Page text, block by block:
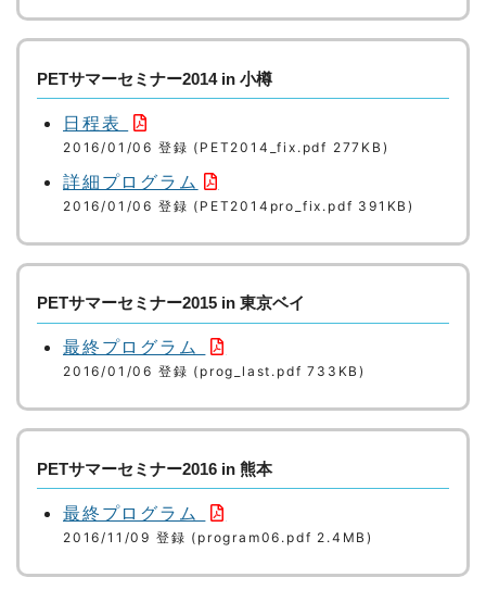
PETサマーセミナー2014 in 小樽
日程表
2016/01/06 登録 (PET2014_fix.pdf 277KB)
詳細プログラム
2016/01/06 登録 (PET2014pro_fix.pdf 391KB)
PETサマーセミナー2015 in 東京ベイ
最終プログラム
2016/01/06 登録 (prog_last.pdf 733KB)
PETサマーセミナー2016 in 熊本
最終プログラム
2016/11/09 登録 (program06.pdf 2.4MB)